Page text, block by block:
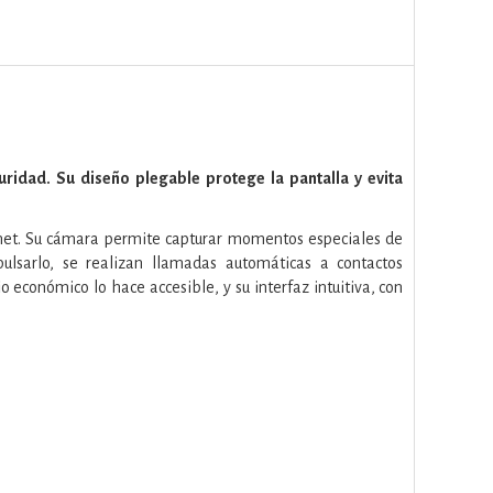
Su diseño plegable protege la pantalla y evita
Su cámara permite capturar momentos especiales de
se realizan llamadas automáticas a contactos
económico lo hace accesible, y su interfaz intuitiva, con